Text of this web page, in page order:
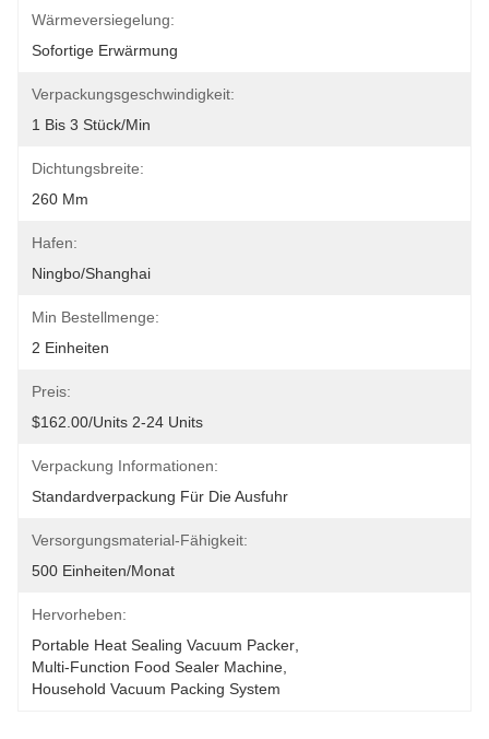
Wärmeversiegelung:
Sofortige Erwärmung
Verpackungsgeschwindigkeit:
1 Bis 3 Stück/min
Dichtungsbreite:
260 Mm
Hafen:
Ningbo/Shanghai
Min Bestellmenge:
2 Einheiten
Preis:
$162.00/units 2-24 Units
Verpackung Informationen:
Standardverpackung Für Die Ausfuhr
Versorgungsmaterial-Fähigkeit:
500 Einheiten/Monat
Hervorheben:
Portable Heat Sealing Vacuum Packer
Multi-Function Food Sealer Machine
Household Vacuum Packing System